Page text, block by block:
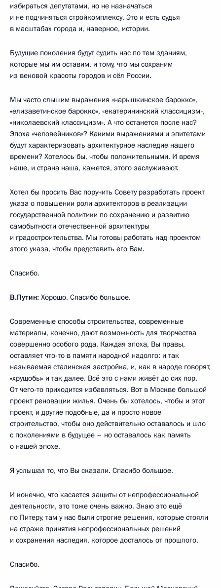
избираться депутатами, но не назначаться
и не подчиняться стройкомплексу. Это и есть судья
в масштабах города и, наверное, истории.
Будущие поколения будут судить нас по тем зданиям,
которые мы им оставим, и тому, что мы сохраним
из вековой красоты городов и сёл России.
Мы часто слышим выражения «нарышкинское барокко»,
«елизаветинское барокко», «екатерининский классицизм»,
«николаевский классицизм». А что останется после нас?
Эпоха «человейников»? Какими выражениями и эпитетами
будут характеризовать архитектурное наследие нашего
времени? Хотелось бы, чтобы положительными. И время
наше, и страна наша, кажется, этого заслуживают.
Хотел бы просить Вас поручить Совету разработать проект
указа о повышении роли архитекторов в реализации
государственной политики по сохранению и развитию
самобытности отечественной архитектуры
и градостроительства. Мы готовы работать над проектом
этого указа, чтобы представить его Вам.
Спасибо.
В.Путин: Хорошо. Спасибо большое.
Современные способы строительства, современные
материалы, конечно, дают возможность для творчества
совершенно особого рода. Каждая эпоха, Вы правы,
оставляет что-то в памяти народной надолго: и так
называемая сталинская застройка, и, как в народе говорят,
«хрущобы» и так далее. Всё это с нами живёт до сих пор.
От чего-то приходится избавляться. Вот в Москве большой
проект реновации жилья. Очень бы хотелось, чтобы и этот
проект, и другие подобные, да и просто новое
строительство, чтобы оно действительно оставалось и шло
с поколениями в будущее – но оставалось как память
о нашей эпохе.
Я услышал то, что Вы сказали. Спасибо большое.
И конечно, что касается защиты от непрофессиональной
деятельности, это тоже очень важно. Знаю это ещё
по Питеру, там у нас были строгие решения, которые стояли
на страже принятия непрофессиональных решений
и сохранения наследия, которое досталось от прошлого.
Спасибо.